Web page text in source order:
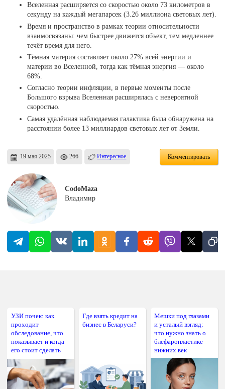
Вселенная расширяется со скоростью около 73 километров в
секунду на каждый мегапарсек (3.26 миллиона световых лет).
Время и пространство в рамках теории относительности
взаимосвязаны: чем быстрее движется объект, тем медленнее
течёт время для него.
Тёмная материя составляет около 27% всей энергии и
материи во Вселенной, тогда как тёмная энергия — около
68%.
Согласно теории инфляции, в первые моменты после
Большого взрыва Вселенная расширялась с невероятной
скоростью.
Самая удалённая наблюдаемая галактика была обнаружена на
расстоянии более 13 миллиардов световых лет от Земли.
19 мая 2025 266 Интересное Комментировать
CodoMaza
Владимир
УЗИ почек: как
проходит
обследование, что
показывает и когда
его стоит сделать
Где взять кредит на
бизнес в Беларуси?
Мешки под глазами
и усталый взгляд:
что нужно знать о
блефаропластике
нижних век